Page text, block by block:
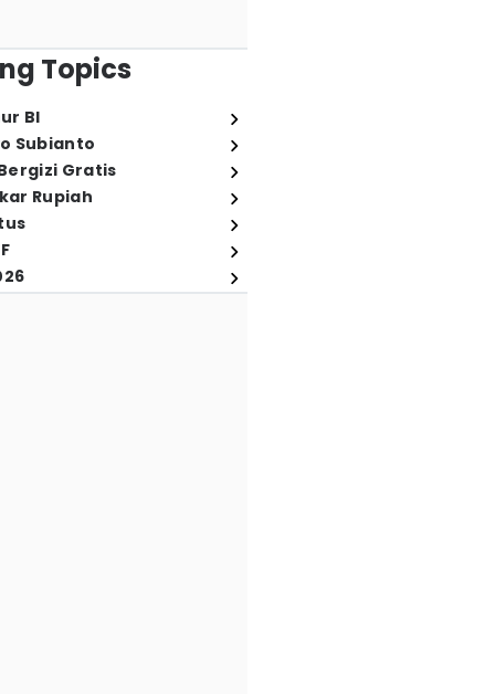
Topics
BI
Subianto
Gratis
Rupiah